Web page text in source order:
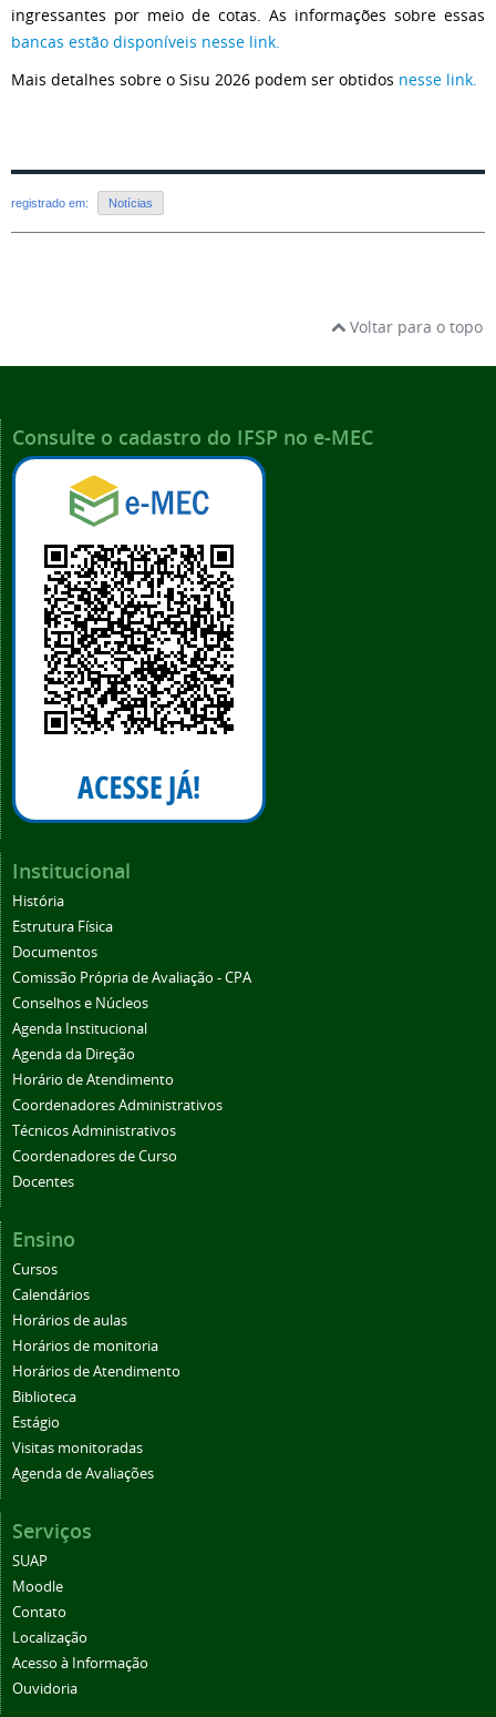
ingressantes por meio de cotas. As informações sobre essas
bancas estão disponíveis nesse link.
Mais detalhes sobre o Sisu 2026 podem ser obtidos nesse link.
registrado em: Notícias
Voltar para o topo
Consulte o cadastro do IFSP no e-MEC
Institucional
História
Estrutura Física
Documentos
Comissão Própria de Avaliação - CPA
Conselhos e Núcleos
Agenda Institucional
Agenda da Direção
Horário de Atendimento
Coordenadores Administrativos
Técnicos Administrativos
Coordenadores de Curso
Docentes
Ensino
Cursos
Calendários
Horários de aulas
Horários de monitoria
Horários de Atendimento
Biblioteca
Estágio
Visitas monitoradas
Agenda de Avaliações
Serviços
SUAP
Moodle
Contato
Localização
Acesso à Informação
Ouvidoria